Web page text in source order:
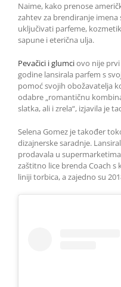
Naime, kako prenose
zahtev za brendiranje
uključivati parfeme,
sapune i eterična ulja.
Pevačici i glumciovo nije prvi
godine lansirala parfem s
pomoć svojih obožavatelja
odabre „romantičnu
slatka, ali i zrela“, izjavila je
Selena Gomez je također
dizajnerske saradnje.
prodavala u
zaštitno lice brenda Coach s
liniji torbica, a zajedno su